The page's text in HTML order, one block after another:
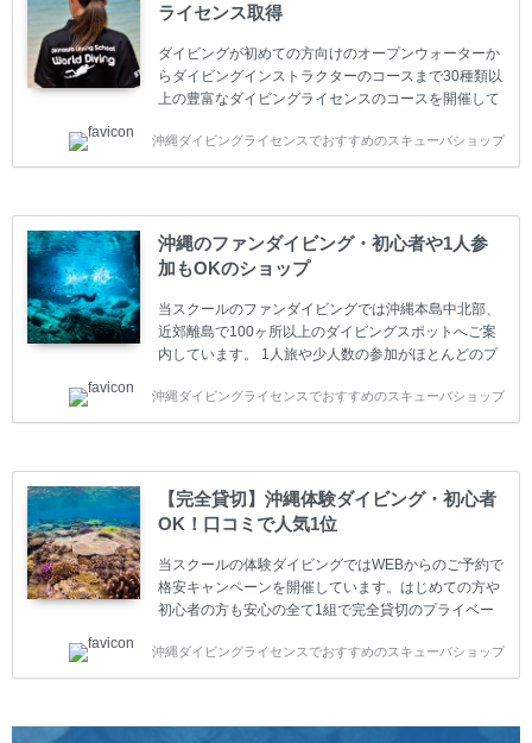
ライセンス取得
ダイビングが初めての方向けのオープンウォーターか
らダイビングインストラクターのコースまで30種類以
上の豊富なダイビングライセンスのコースを開催して
(TEC)のコースもご用意しています。 当スクールを受
講するお客様は一人参加などの少人数のご参加が最も
は年間を通じてキャンペーンを行っています。 ベーシ
ックダイバー(Cカード) 1日間+eラーニング 最安値キ
ャンペーン ￥22800(税込) ￥16800(税込) 器材 / 送
迎 / 保険 / 全て込み ダイビング...
沖縄ダイビングライセンスでおすすめのスキューバショップ
沖縄のファンダイビング・初心者や1人参
加もOKのショップ
当スクールのファンダイビングでは沖縄本島中北部、
近郊離島で100ヶ所以上のダイビングスポットへご案
内しています。 1人旅や少人数の参加がほとんどのプ
の方も安心して楽しめるようにリフレッシュダイビン
グコースもご用意しています。お1人様も初心者の方
ーター様はファンダイビングの全てのコース費が
10%OFF、フル器材レンタルが50%OFFになります。
沖縄本島周辺ビーチ・ファンダイビング ￥13800(税
込)【 2ビーチ 】 ウエイト / タンク / 送迎...
沖縄ダイビングライセンスでおすすめのスキューバショップ
【完全貸切】沖縄体験ダイビング・初心者
OK！口コミで人気1位
当スクールの体験ダイビングではWEBからのご予約で
格安キャンペーンを開催しています。はじめての方や
初心者の方も安心の全て1組で完全貸切のプライベー
1人様から気軽にご参加ください。 全てのコースで高
画質の記念撮影&水中撮影付きです。初心者の方やダ
沖縄ダイビングライセンスでおすすめのスキューバショップ